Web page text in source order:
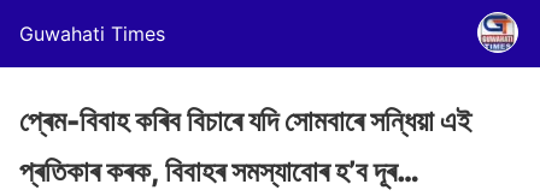
Guwahati Times
প্ৰেম-বিবাহ কৰিব বিচাৰে যদি সোমবাৰে সন্ধিয়া এই
প্ৰতিকাৰ কৰক, বিবাহৰ সমস্যাবোৰ হ’ব দূৰ…